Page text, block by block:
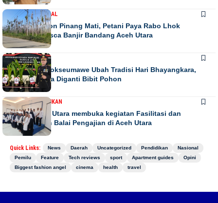
DAERAHNASIONAL
Ribuan Pohon Pinang Mati, Petani Paya Rabo Lhok
Terpuruk Pasca Banjir Bandang Aceh Utara
DAERAHNEWS
Kapolres Lhokseumawe Ubah Tradisi Hari Bhayangkara,
Papan Bunga Diganti Bibit Pohon
DAERAHPENDIDIKAN
Bupati Aceh Utara membuka kegiatan Fasilitasi dan
pengawasan Balai Pengajian di Aceh Utara
Quick Links: News Daerah Uncategorized Pendidikan
Nasional
Pemilu
Feature Tech reviews sport Apartment guides
Opini
Biggest fashion angel
cinema health travel